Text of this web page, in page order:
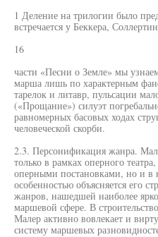
1 Деление на трилогии было
встречается у Беккера,
16
части «Песни о Земле» мы
марша лишь по характерным
тарелок и литавр, пульсации
(«Прощание») силуэт
равномерных басовых ходах
человеческой скорби.
2.3. Персонификация жанра.
только в рамках оперного
оперными постановками, но и
особенностью объясняется его
жанров, нашедшей наиболее
маршевой сфере. В
Малер активно вовлекает и
систему маршевых